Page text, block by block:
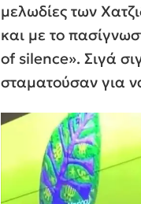
μελωδίες των
και με το
of silence». Σιγά
σταματούσαν για